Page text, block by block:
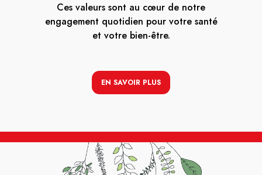
Ces valeurs sont au cœur de notre
engagement quotidien pour votre santé
et votre bien-être.
EN SAVOIR PLUS